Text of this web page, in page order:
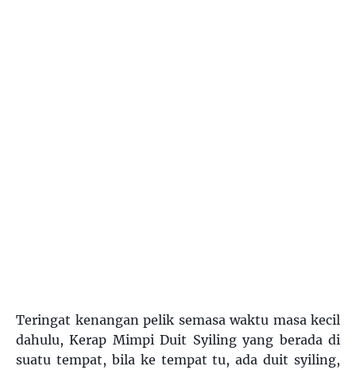
Teringat kenangan pelik semasa waktu masa kecil
dahulu, Kerap Mimpi Duit Syiling yang berada di
suatu tempat, bila ke tempat tu, ada duit syiling,